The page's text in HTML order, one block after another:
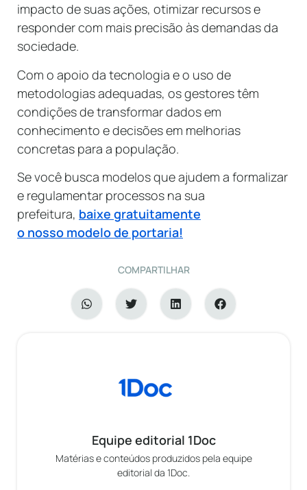
impacto de suas ações, otimizar recursos e
responder com mais precisão às demandas da
sociedade.
Com o apoio da tecnologia e o uso de
metodologias adequadas, os gestores têm
condições de transformar dados em
conhecimento e decisões em melhorias
concretas para a população.
Se você busca modelos que ajudem a formalizar
e regulamentar processos na sua
prefeitura, baixe gratuitamente
o nosso modelo de portaria!
COMPARTILHAR
Equipe editorial 1Doc
Matérias e conteúdos produzidos pela equipe
editorial da 1Doc.